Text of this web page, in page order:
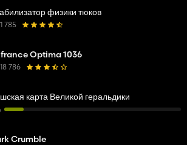
физики тюков
1 785
Optima 1036
18 786
карта Великой геральдики
Crumble